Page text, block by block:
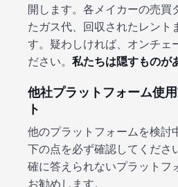
開します。各メイカーの売買
たガス代、回収されたレント
す。疑わしければ、オンチェ
ださい。 私たちは隠すものが
他社プラットフォーム使
ト
他のプラットフォームを検討
下の点を必ず確認してくださ
確に答えられないプラットフ
お勧めします。